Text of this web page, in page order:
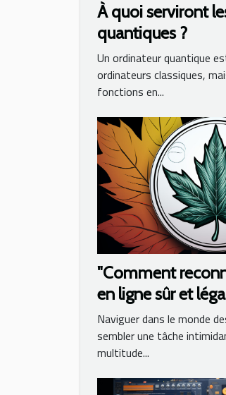
À quoi serviront
quantiques ?
Un ordinateur quantique
ordinateurs classiques,
fonctions en...
"Comment
en ligne sûr et
Naviguer dans le monde
sembler une tâche
multitude...